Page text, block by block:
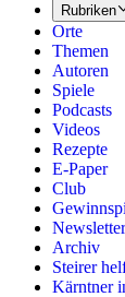
Rubriken
Orte
Themen
Autoren
Spiele
Podcasts
Videos
Rezepte
E-Paper
Club
Newsletter
Archiv
Steirer
Kärntner